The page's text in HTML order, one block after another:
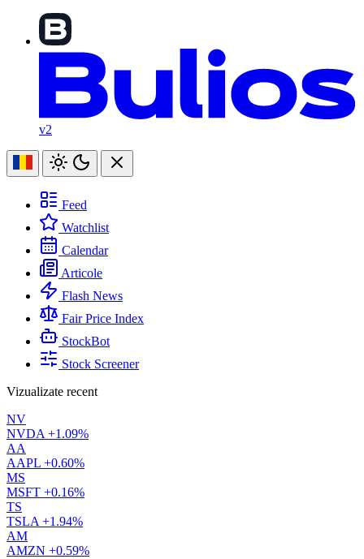
v2
Feed
Watchlist
Calendar
Articole
Flash News
Fair Price Index
StockBot
Stock Screener
Vizualizate recent
NV
NVDA +1.09%
AA
AAPL +0.60%
MS
MSFT +0.16%
TS
TSLA +1.94%
AM
AMZN +0.59%